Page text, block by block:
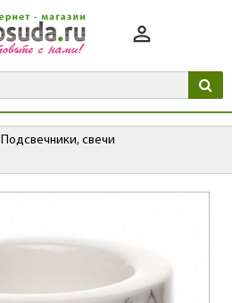
Подсвечники, свечи